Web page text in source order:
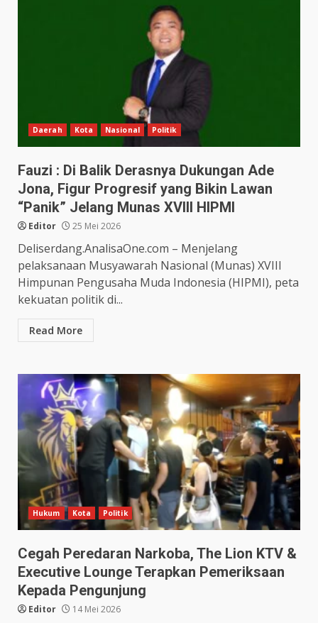
Daerah Kota Nasional Politik
Fauzi : Di Balik Derasnya Dukungan Ade
Jona, Figur Progresif yang Bikin Lawan
“Panik” Jelang Munas XVIII HIPMI
Editor 25 Mei 2026
Deliserdang.AnalisaOne.com – Menjelang
pelaksanaan Musyawarah Nasional (Munas) XVIII
Himpunan Pengusaha Muda Indonesia (HIPMI), peta
kekuatan politik di...
Read More
Hukum Kota Politik
Cegah Peredaran Narkoba, The Lion KTV &
Executive Lounge Terapkan Pemeriksaan
Kepada Pengunjung
Editor 14 Mei 2026